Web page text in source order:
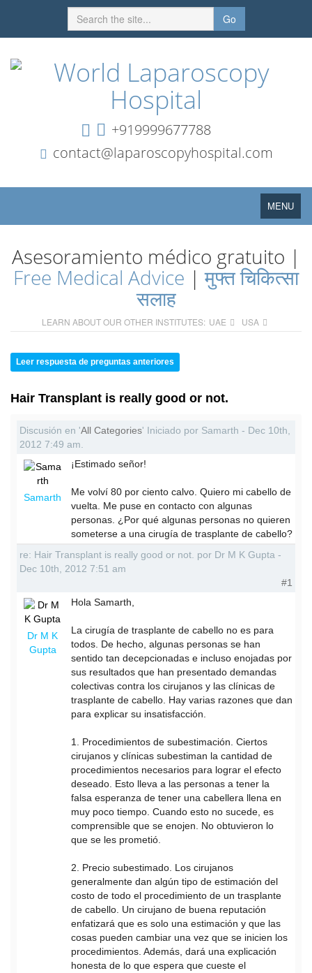
Go
+919999677788
contact@laparoscopyhospital.com
Toggle
navigation
MENU
Asesoramiento médico gratuito |
Free Medical Advice |मुफ्त चिकित्सा
सलाह
LEARN ABOUT OUR OTHER INSTITUTES: UAE USA
Leer respuesta de preguntas anteriores
Hair Transplant is really good or not.
Discusión en 'All Categories' Iniciado por Samarth - Dec 10th,
2012 7:49 am.
Samarth
¡Estimado señor!
Me volví 80 por ciento calvo. Quiero mi cabello de
vuelta. Me puse en contacto con algunas
personas. ¿Por qué algunas personas no quieren
someterse a una cirugía de trasplante de cabello?
re: Hair Transplant is really good or not. por Dr M K Gupta -
Dec 10th, 2012 7:51 am
#1
Dr M K
Gupta
Hola Samarth,
La cirugía de trasplante de cabello no es para
todos. De hecho, algunas personas se han
sentido tan decepcionadas e incluso enojadas por
sus resultados que han presentado demandas
colectivas contra los cirujanos y las clínicas de
trasplante de cabello. Hay varias razones que dan
para explicar su insatisfacción.
1. Procedimientos de subestimación. Ciertos
cirujanos y clínicas subestiman la cantidad de
procedimientos necesarios para lograr el efecto
deseado. Esto lleva a las personas a tener la
falsa esperanza de tener una cabellera llena en
muy poco tiempo. Cuando esto no sucede, es
comprensible que se enojen. No obtuvieron lo
que se les prometió.
2. Precio subestimado. Los cirujanos
generalmente dan algún tipo de estimación del
costo de todo el procedimiento de un trasplante
de cabello. Un cirujano de buena reputación
enfatizará que es solo una estimación y que las
cosas pueden cambiar una vez que se inicien los
procedimientos. Además, dará una explicación
honesta de lo que espera que cueste el